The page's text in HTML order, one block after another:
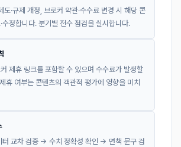
도·규제 개정, 브로커 약관·수수료 변경 시 해당 콘
수정합니다. 분기별 전수 점검을 실시합니다.
제휴 링크를 포함할 수 있으며 수수료가 발생할
휴 여부는 콘텐츠의 객관적 평가에 영향을 미치
터 교차 검증 → 수치 정확성 확인 → 면책 문구 검